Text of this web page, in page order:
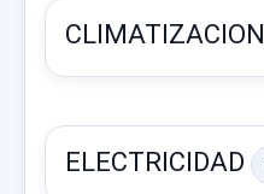
CLIMATIZACION
ELECTRICIDAD